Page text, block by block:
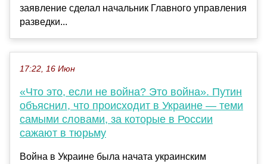
заявление сделал начальник Главного управления
разведки...
17:22, 16 Июн
«Что это, если не война? Это война». Путин
объяснил, что происходит в Украине — теми
самыми словами, за которые в России
сажают в тюрьму
Война в Украине была начата украинским